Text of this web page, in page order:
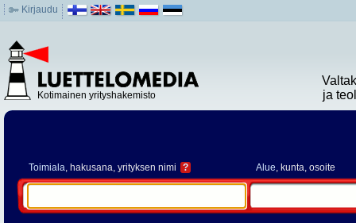
Kirjaudu
Kotimainen yrityshakemisto
ja
Toimiala, hakusana, yrityksen nimi ? Alue, kunta, osoite